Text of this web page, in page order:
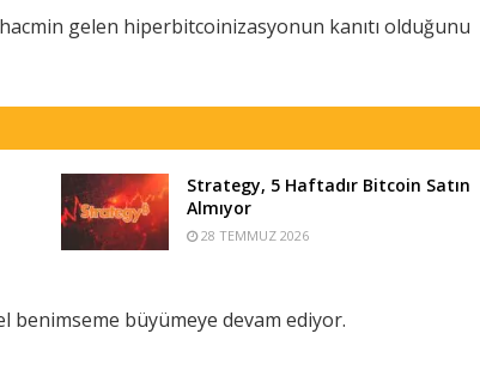
gelen hiperbitcoinizasyonun kanıtı olduğunu
Strategy, 5 Haftadır Bitcoin Satın
Almıyor
28 TEMMUZ 2026
benimseme büyümeye devam ediyor.